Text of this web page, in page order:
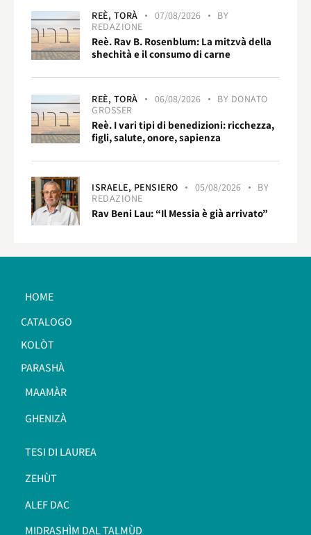
REÈ, TORÀ 07/08/2026
BY
REDAZIONE
Reè. Rav B. Rosenblum: La mitzvà della
shechità e il consumo di carne
REÈ, TORÀ 06/08/2026 BY DONATO
GROSSER
Reè. I vari tipi di benedizioni: ricchezza,
figli, salute, onore, sapienza
ISRAELE, PENSIERO 05/08/2026
BY
REDAZIONE
Rav Beni Lau: “Il Messia è già arrivato”
HOME
CATALOGO
KOLÒT
PARASHÀ
MAAMÀR
GHENIZÀ
TESI DI LAUREA
ZEHÙT
ALEF DAC
MIDRASHÌM DAL TALMÙD